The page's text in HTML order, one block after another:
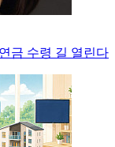
금 수령 길 열린다